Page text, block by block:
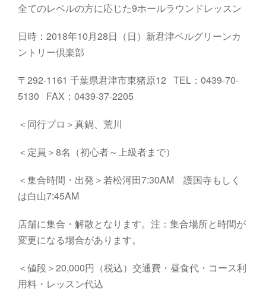
全てのレベルの方に応じた9ホールラウンドレッスン
日時：2018年10月28日（日）新君津ベルグリーンカ
ントリー倶楽部
〒292-1161 千葉県君津市東猪原12 TEL：0439-70-
5130 FAX：0439-37-2205
＜同行プロ＞真鍋、荒川
＜定員＞8名（初心者～上級者まで）
＜集合時間・出発＞若松河田7:30AM 護国寺もしく
は白山7:45AM
店舗に集合・解散となります。注：集合場所と時間が
変更になる場合があります。
＜値段＞20,000円（税込）交通費・昼食代・コース利
用料・レッスン代込